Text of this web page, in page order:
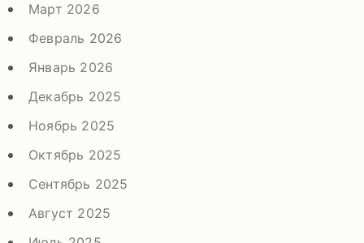
Март 2026
Февраль 2026
Январь 2026
Декабрь 2025
Ноябрь 2025
Октябрь 2025
Сентябрь 2025
Август 2025